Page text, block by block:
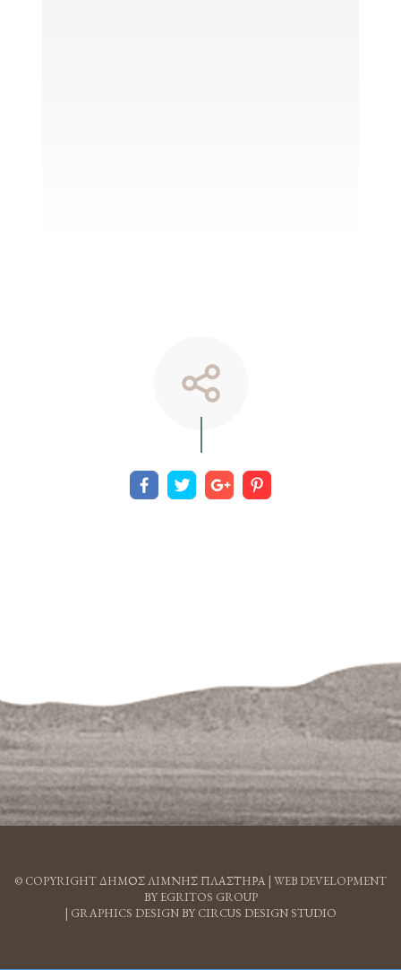
© COPYRIGHT ΔΗΜΟΣ ΛΙΜΝΗΣ ΠΛΑΣΤΗΡΑ | WEB DEVELOPMENT
BY EGRITOS GROUP
| GRAPHICS DESIGN BY CIRCUS DESIGN STUDIO